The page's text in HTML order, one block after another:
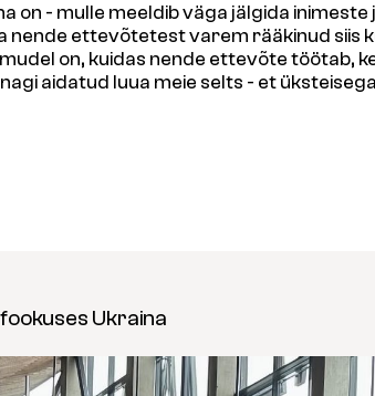
on - mulle meeldib väga jälgida
nende ettevõtetest varem rääkinud siis
on, kuidas nende ettevõte töötab,
aidatud luua meie selts - et
Ukraina